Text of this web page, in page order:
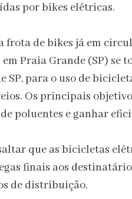
por bikes elétricas.
frota de bikes já em
Praia Grande (SP) se
SP, para o uso de
Os principais
poluentes e ganhar
que as bicicletas
finais aos
de distribuição.